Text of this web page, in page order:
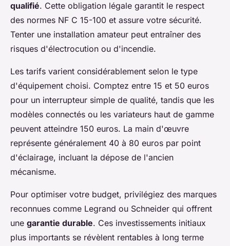
qualifié. Cette obligation légale garantit le respect
des normes NF C 15-100 et assure votre sécurité.
Tenter une installation amateur peut entraîner des
risques d'électrocution ou d'incendie.
Les tarifs varient considérablement selon le type
d'équipement choisi. Comptez entre 15 et 50 euros
pour un interrupteur simple de qualité, tandis que les
modèles connectés ou les variateurs haut de gamme
peuvent atteindre 150 euros. La main d'œuvre
représente généralement 40 à 80 euros par point
d'éclairage, incluant la dépose de l'ancien
mécanisme.
Pour optimiser votre budget, privilégiez des marques
reconnues comme Legrand ou Schneider qui offrent
une garantie durable. Ces investissements initiaux
plus importants se révèlent rentables à long terme